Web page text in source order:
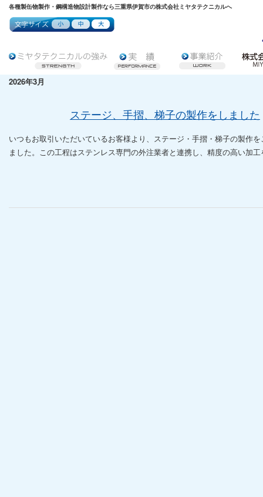
各種製缶物製作・鋼構造物設計製作なら三重県伊賀市の株式会社ミヤタテクニカルへ
2026年3月
ステージ、手摺、梯子の製作をしました
いつもお取引いただいているお客様より、ステージ・手摺・梯子の製作
ました。この工程はステンレス専門の外注業者と連携し、精度の高い加